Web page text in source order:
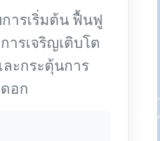
ารเริ่มต้น ฟื้นฟู
ารเจริญเติบโต
ละกระตุ้นการ
อก